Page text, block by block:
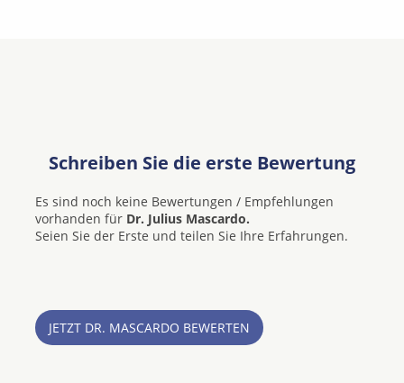
Schreiben Sie die erste Bewertung
Es sind noch keine Bewertungen / Empfehlungen
vorhanden für Dr. Julius Mascardo.
Seien Sie der Erste und teilen Sie Ihre Erfahrungen.
JETZT DR. MASCARDO BEWERTEN